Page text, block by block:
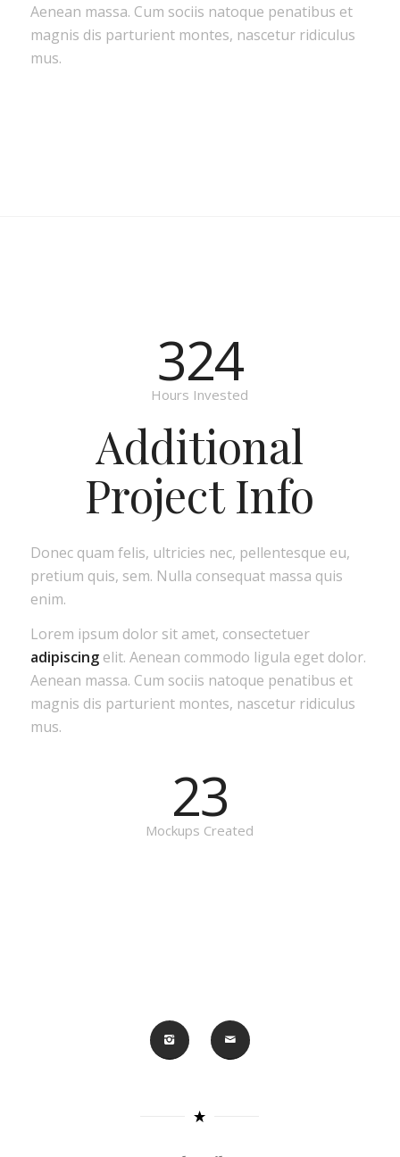
Aenean massa. Cum sociis natoque penatibus et
magnis dis parturient montes, nascetur ridiculus
mus.
324
Hours Invested
Additional
Project Info
Donec quam felis, ultricies nec, pellentesque eu,
pretium quis, sem. Nulla consequat massa quis
enim.
Lorem ipsum dolor sit amet, consectetuer
adipiscingelit. Aenean commodo ligula eget dolor.
Aenean massa. Cum sociis natoque penatibus et
magnis dis parturient montes, nascetur ridiculus
mus.
23
Mockups Created